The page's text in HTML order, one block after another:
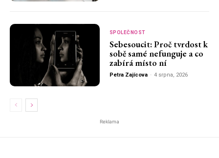
SPOLEČNOST
Sebesoucit: Proč tvrdost k
sobě samé nefunguje a co
zabírá místo ní
Petra Zajícova - 4 srpna, 2026
Reklama